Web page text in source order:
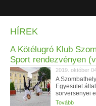
HÍREK
A Kötélugró Klub
Sport rendezvényen
2019. október
A
Egyesület
sorversenyei
Tovább